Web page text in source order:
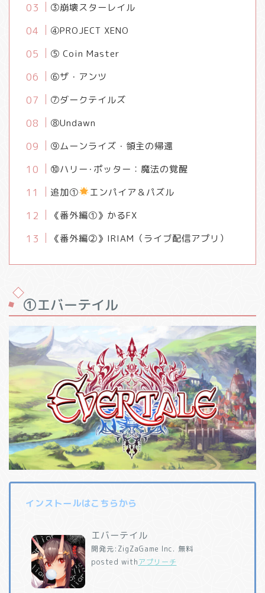
③崩壊スターレイル
④PROJECT XENO
⑤ Coin Master
⑥ザ・アンツ
⑦ダークテイルズ
⑧Undawn
⑨ムーンライズ・領主の帰還
⑩ハリー･ポッター：魔法の覚醒
追加①
エンパイア＆パズル
《番外編①》かるFX
《番外編②》IRIAM（ライブ配信アプリ）
①エバーテイル
インストールはこちらから
エバーテイル
開発元: ZigZaGame Inc. 無料
posted withアプリーチ